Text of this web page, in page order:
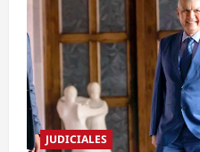
JUDICIALES